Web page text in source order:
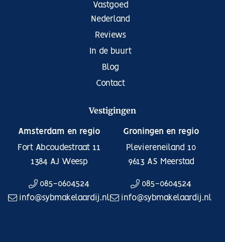
Vastgoed
Nederland
Reviews
In de buurt
Blog
Contact
Vestigingen
Amsterdam en regio
Fort Abcoudestraat 11
1384 AJ Weesp
085-0604524
info@sybmakelaardij.nl
Groningen en regio
Pleviereneiland 10
9613 AS Meerstad
085-0604524
info@sybmakelaardij.nl